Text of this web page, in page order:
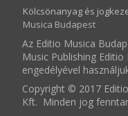
Kölcsönanyag és
Musica Budapest
Az Editio Musica
Music Publishing
engedélyével
Copyright © 2017
Kft. Minden jog